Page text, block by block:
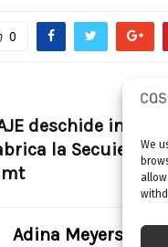
We
0
deschide in 2017
la Secuienii
Adina Meyers